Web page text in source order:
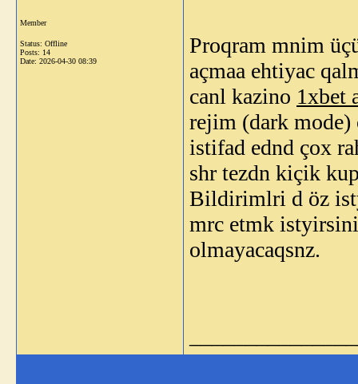
Member
Status: Offline
Posts: 14
Date: 2026-04-30 08:39
Proqram mnim
açmaa ehtiyac
canl kazino 1xbet
rejim (dark
istifad ednd çox
shr tezdn kiçik
Bildirimlri d öz
mrc etmk
olmayacaqsnz.